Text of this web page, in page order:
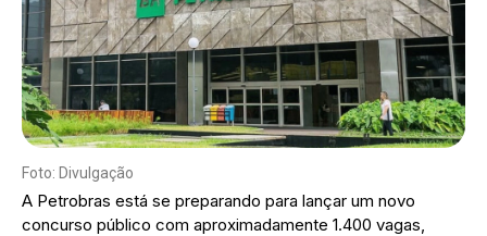
Foto: Divulgação
A Petrobras está se preparando para lançar um novo
concurso público com aproximadamente 1.400 vagas,